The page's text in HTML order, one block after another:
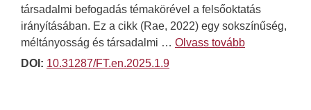
társadalmi befogadás témakörével a felsőoktatás
irányításában. Ez a cikk (Rae, 2022) egy sokszínűség,
méltányosság és társadalmi … Olvass tovább
DOI: 10.31287/FT.en.2025.1.9